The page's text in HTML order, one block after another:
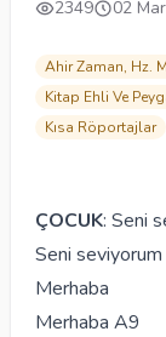
2349 02
Ahir Zaman, Hz.
Kitap Ehli Ve
Kısa Röportajlar
ÇOCUK: Seni
Seni
Merhaba
Merhaba A9